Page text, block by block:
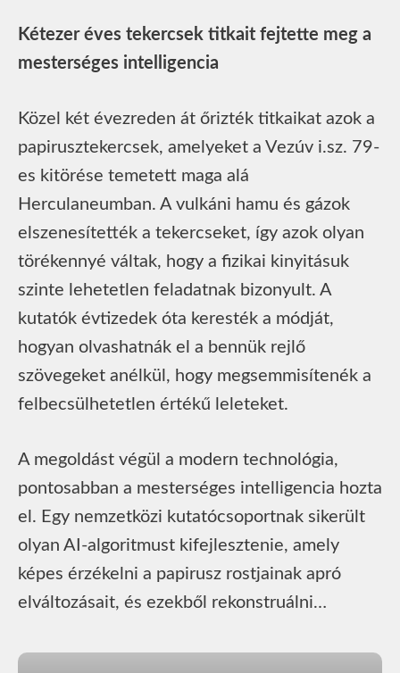
Kétezer éves tekercsek titkait fejtette meg a
mesterséges intelligencia
Közel két évezreden át őrizték titkaikat azok a
papirusztekercsek, amelyeket a Vezúv i.sz. 79-
es kitörése temetett maga alá
Herculaneumban. A vulkáni hamu és gázok
elszenesítették a tekercseket, így azok olyan
törékennyé váltak, hogy a fizikai kinyitásuk
szinte lehetetlen feladatnak bizonyult. A
kutatók évtizedek óta keresték a módját,
hogyan olvashatnák el a bennük rejlő
szövegeket anélkül, hogy megsemmisítenék a
felbecsülhetetlen értékű leleteket.
A megoldást végül a modern technológia,
pontosabban a mesterséges intelligencia hozta
el. Egy nemzetközi kutatócsoportnak sikerült
olyan AI-algoritmust kifejlesztenie, amely
képes érzékelni a papirusz rostjainak apró
elváltozásait, és ezekből rekonstruálni…